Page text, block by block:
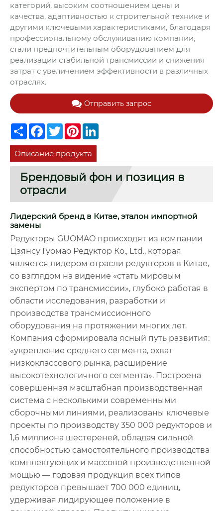
категорий, высоким соотношением цены и
качества, адаптивностью к строительной технике и
другими ключевыми характеристиками, благодаря
профессиональному обслуживанию компании,
стали предпочтительным оборудованием для
реализации стабильной трансмиссии и снижения
затрат с увеличением эффективности в различных
отраслях.
Отправить запрос
ShareFacebook
TwitterPinterest
Описание продукта
Брендовый фон и позиция в
отрасли
Лидерский бренд в Китае, эталон импортной
замены
Редукторы GUOMAO происходят из компании
Цзянсу Гуомао Редуктор Ко., Ltd., которая
является лидером отрасли редукторов в Китае,
со взглядом на видение «стать мировым
экспертом по трансмиссии», глубоко работая в
области исследования, разработки и
производства трансмиссионного
оборудования на протяжении многих лет.
Компания сформировала ясный путь развития:
«укрепление среднего сегмента, охват
низкоклассового рынка, расширение
высокотехнологичного сегмента». Построена
совершенная масштабная производственная
система с несколькими современными
сборочными линиями, реализованы ключевые
проекты по производству 350 000 редукторов и
1,6 миллиона шестереней, обладая сильной
способностью самостоятельного производства
комплектующих и массовой производственной
мощью — годовая продукция всех типов
редукторов превышает 700 000 единиц,
удерживая лидирующее положение в